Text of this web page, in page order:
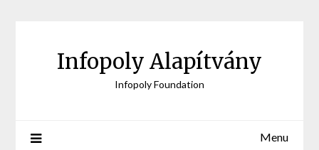
Infopoly Alapítvány
Infopoly Foundation
Menu